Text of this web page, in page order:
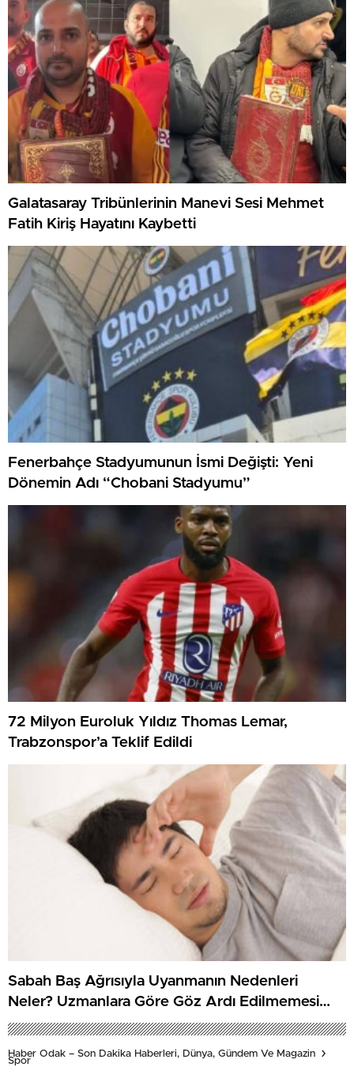
Galatasaray Tribünlerinin Manevi Sesi Mehmet
Fatih Kiriş Hayatını Kaybetti
Fenerbahçe Stadyumunun İsmi Değişti: Yeni
Dönemin Adı “Chobani Stadyumu”
72 Milyon Euroluk Yıldız Thomas Lemar,
Trabzonspor’a Teklif Edildi
Sabah Baş Ağrısıyla Uyanmanın Nedenleri
Neler? Uzmanlara Göre Göz Ardı Edilmemesi
Gereken İşaretler
Haber Odak – Son Dakika Haberleri, Dünya, Gündem Ve Magazin
Spor